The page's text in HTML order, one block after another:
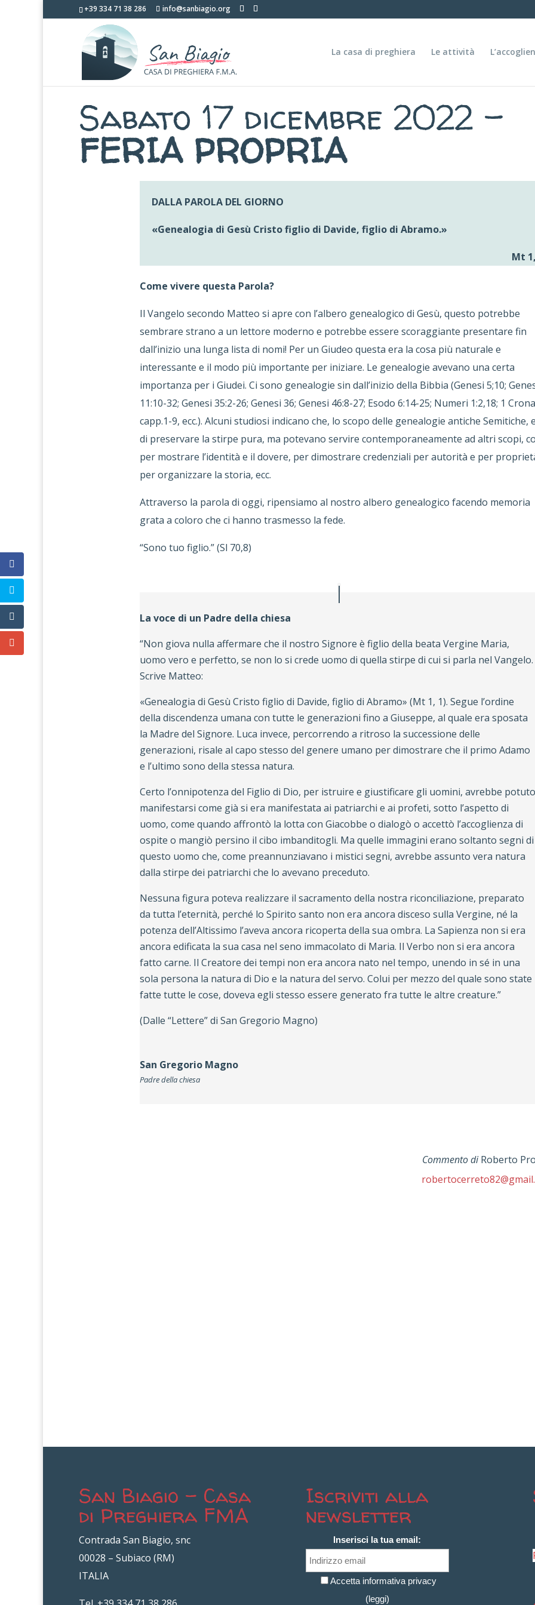
+39 334 71 38 286 info@sanbiagio.org
La casa di preghiera Le attività
Sabato 17 dicembre 2022 –
FERIA PROPRIA
DALLA PAROLA DEL GIORNO
«Genealogia di Gesù Cristo figlio di Davide, figlio di Abramo.»
Mt
Come vivere questa Parola?
Il Vangelo secondo Matteo si apre con l’albero genealogico di Gesù, questo potrebbe
sembrare strano a un lettore moderno e potrebbe essere scoraggiante presentare fin
dall’inizio una lunga lista di nomi! Per un Giudeo questa era la cosa più naturale e
interessante e il modo più importante per iniziare. Le genealogie avevano una certa
importanza per i Giudei. Ci sono genealogie sin dall’inizio della Bibbia (Genesi 5;10;
11:10-32; Genesi 35:2-26; Genesi 36; Genesi 46:8-27; Esodo 6:14-25; Numeri 1:2,18; 1
capp.1-9, ecc.). Alcuni studiosi indicano che, lo scopo delle genealogie antiche Semitiche,
di preservare la stirpe pura, ma potevano servire contemporaneamente ad altri scopi,
per mostrare l’identità e il dovere, per dimostrare credenziali per autorità e per
per organizzare la storia, ecc.
Attraverso la parola di oggi, ripensiamo al nostro albero genealogico facendo memoria
grata a coloro che ci hanno trasmesso la fede.
“Sono tuo figlio.” (Sl 70,8)
La voce di un Padre della chiesa
“Non giova nulla affermare che il nostro Signore è figlio della beata Vergine Maria,
uomo vero e perfetto, se non lo si crede uomo di quella stirpe di cui si parla nel Vangelo.
Scrive Matteo:
«Genealogia di Gesù Cristo figlio di Davide, figlio di Abramo» (Mt 1, 1). Segue l’ordine
della discendenza umana con tutte le generazioni fino a Giuseppe, al quale era sposata
la Madre del Signore. Luca invece, percorrendo a ritroso la successione delle
generazioni, risale al capo stesso del genere umano per dimostrare che il primo Adamo
e l’ultimo sono della stessa natura.
Certo l’onnipotenza del Figlio di Dio, per istruire e giustificare gli uomini, avrebbe potuto
manifestarsi come già si era manifestata ai patriarchi e ai profeti, sotto l’aspetto di
uomo, come quando affrontò la lotta con Giacobbe o dialogò o accettò l’accoglienza di
ospite o mangiò persino il cibo imbanditogli. Ma quelle immagini erano soltanto segni di
questo uomo che, come preannunziavano i mistici segni, avrebbe assunto vera natura
dalla stirpe dei patriarchi che lo avevano preceduto.
Nessuna figura poteva realizzare il sacramento della nostra riconciliazione, preparato
da tutta l’eternità, perché lo Spirito santo non era ancora disceso sulla Vergine, né la
potenza dell’Altissimo l’aveva ancora ricoperta della sua ombra. La Sapienza non si era
ancora edificata la sua casa nel seno immacolato di Maria. Il Verbo non si era ancora
fatto carne. Il Creatore dei tempi non era ancora nato nel tempo, unendo in sé in una
sola persona la natura di Dio e la natura del servo. Colui per mezzo del quale sono state
fatte tutte le cose, doveva egli stesso essere generato fra tutte le altre creature.”
(Dalle “Lettere” di San Gregorio Magno)
San Gregorio Magno
Padre della chiesa
Commento diRoberto
San Biagio – Casa
di Preghiera FMA
Contrada San Biagio, snc
00028 – Subiaco (RM)
ITALIA
Iscriviti alla
newsletter
Inserisci la tua email:
Accetta informativa privacy
(leggi)